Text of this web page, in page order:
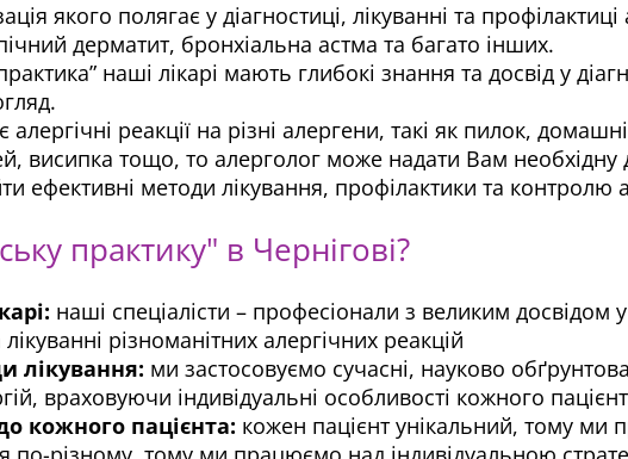
якого полягає у діагностиці, лікуванні та
дерматит, бронхіальна астма та багато інших.
наші лікарі мають глибокі знання та досвід у
реакції на різні алергени, такі як пилок,
висипка тощо, то алерголог може надати Вам
ефективні методи лікування, профілактики та контролю
практику" в Чернігові?
наші спеціалісти – професіонали з великим
різноманітних алергічних реакцій
лікування: ми застосовуємо сучасні, науково
враховуючи індивідуальні особливості кожного
кожного пацієнта: кожен пацієнт унікальний, тому ми